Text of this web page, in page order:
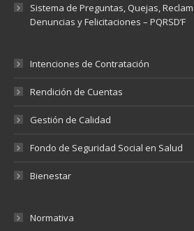
Sistema de Preguntas, Quejas,
Denuncias y Felicitaciones – PQRSD’F
Intenciones de Contratación
Rendición de Cuentas
Gestión de Calidad
Fondo de Seguridad Social en Salud
Bienestar
Normativa